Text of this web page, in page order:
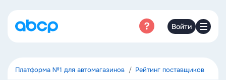
Войти
Платформа №1 для автомагазинов Рейтинг поставщиков